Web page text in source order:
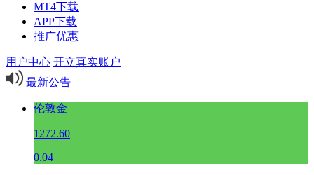
MT4下载
APP下载
推广优惠
用户中心 开立真实账户
最新公告
伦敦金
1272.60
0.04